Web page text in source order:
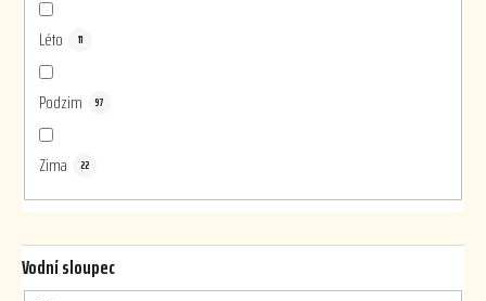
Léto 11
Podzim 97
Zima 22
Vodní sloupec